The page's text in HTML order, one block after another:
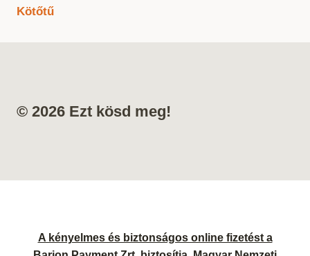
Kötőtű
© 2026 Ezt kösd meg!
A kényelmes és biztonságos online fizetést a